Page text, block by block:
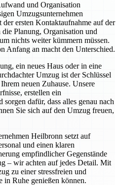
und Organisation
Umzugsunternehmen
ersten Kontaktaufnahme auf der
Planung, Organisation und
nichts weiter kümmern müssen.
Anfang an macht den Unterschied.
ein neues Haus oder in eine
Umzug ist der Schlüssel
neuen Zuhause. Unsere
erstellen ein
dafür, dass alles genau nach
Sie sich auf den Umzug freuen,
Heilbronn setzt auf
und einen klaren
empfindlicher Gegenstände
– wir achten auf jedes Detail. Mit
zu einer stressfreien und
in Ruhe genießen können.